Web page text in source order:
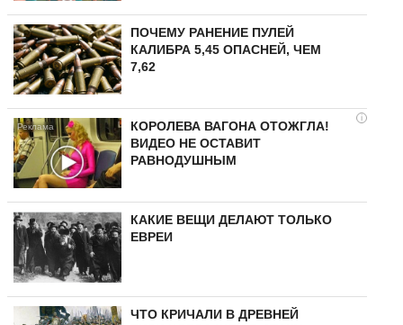
ПОЧЕМУ РАНЕНИЕ ПУЛЕЙ
КАЛИБРА 5,45 ОПАСНЕЙ, ЧЕМ
7,62
i
КОРОЛЕВА ВАГОНА ОТОЖГЛА!
ВИДЕО НЕ ОСТАВИТ
РАВНОДУШНЫМ
КАКИЕ ВЕЩИ ДЕЛАЮТ ТОЛЬКО
ЕВРЕИ
ЧТО КРИЧАЛИ В ДРЕВНЕЙ